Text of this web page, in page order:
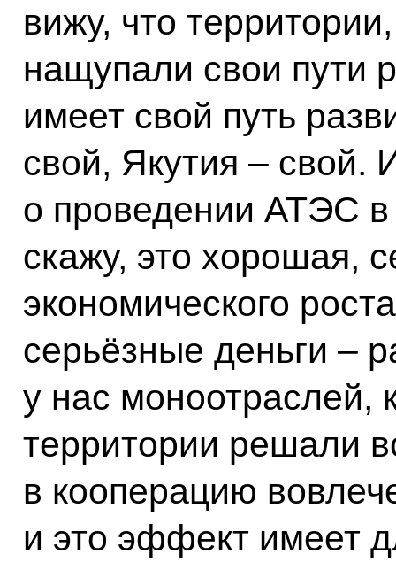
вижу, что
нащупали свои пути
имеет свой путь
свой, Якутия – свой.
о проведении АТЭС
скажу, это хорошая,
экономического
серьёзные деньги –
у нас моноотраслей,
территории решали
в кооперацию
и это эффект имеет